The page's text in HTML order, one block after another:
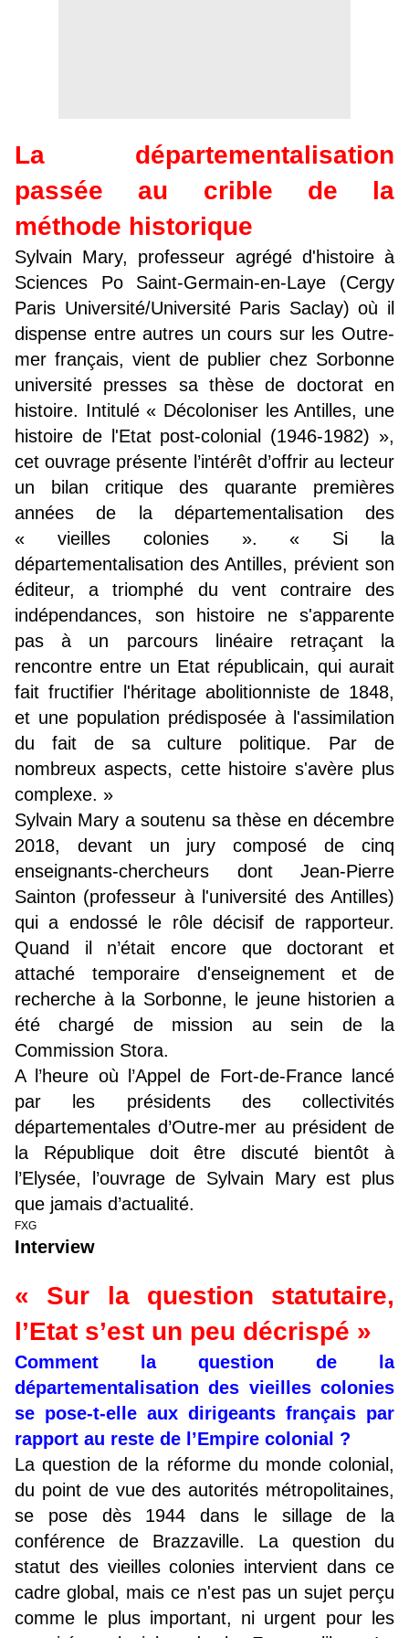
La départementalisation
passée au crible de la
méthode historique
Sylvain Mary, professeur agrégé d'histoire à
Sciences Po Saint-Germain-en-Laye (Cergy
Paris Université/Université Paris Saclay) où il
dispense entre autres un cours sur les Outre-
mer français, vient de publier chez Sorbonne
université presses sa thèse de doctorat en
histoire. Intitulé « Décoloniser les Antilles, une
histoire de l'Etat post-colonial (1946-1982) »,
cet ouvrage présente l’intérêt d’offrir au lecteur
un bilan critique des quarante premières
années de la départementalisation des
« vieilles colonies ». « Si la
départementalisation des Antilles, prévient son
éditeur, a triomphé du vent contraire des
indépendances, son histoire ne s'apparente
pas à un parcours linéaire retraçant la
rencontre entre un Etat républicain, qui aurait
fait fructifier l'héritage abolitionniste de 1848,
et une population prédisposée à l'assimilation
du fait de sa culture politique. Par de
nombreux aspects, cette histoire s'avère plus
complexe. »
Sylvain Mary a soutenu sa thèse en décembre
2018, devant un jury composé de cinq
enseignants-chercheurs dont Jean-Pierre
Sainton (professeur à l'université des Antilles)
qui a endossé le rôle décisif de rapporteur.
Quand il n’était encore que doctorant et
attaché temporaire d'enseignement et de
recherche à la Sorbonne, le jeune historien a
été chargé de mission au sein de la
Commission Stora.
A l’heure où l’Appel de Fort-de-France lancé
par les présidents des collectivités
départementales d’Outre-mer au président de
la République doit être discuté bientôt à
l’Elysée, l’ouvrage de Sylvain Mary est plus
que jamais d’actualité.
FXG
Interview
« Sur la question statutaire,
l’Etat s’est un peu décrispé »
Comment la question de la
départementalisation des vieilles colonies
se pose-t-elle aux dirigeants français par
rapport au reste de l’Empire colonial ?
La question de la réforme du monde colonial,
du point de vue des autorités métropolitaines,
se pose dès 1944 dans le sillage de la
conférence de Brazzaville. La question du
statut des vieilles colonies intervient dans ce
cadre global, mais ce n'est pas un sujet perçu
comme le plus important, ni urgent pour les